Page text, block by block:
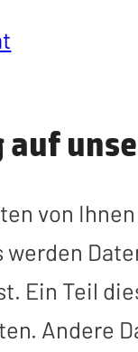
von
Ein Teil
Andere